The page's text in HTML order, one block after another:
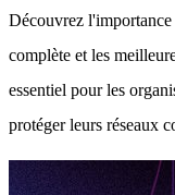
Découvrez
complète et les
essentiel pour les
protéger leurs réseaux